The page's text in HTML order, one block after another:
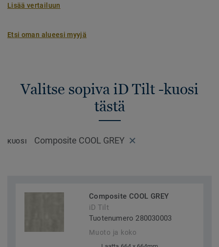
Lisää vertailuun
Etsi oman alueesi myyjä
Valitse sopiva iD Tilt -kuosi
tästä
KUOSI Composite COOL GREY
Composite COOL GREY
iD Tilt
Tuotenumero 280030003
Muoto ja koko